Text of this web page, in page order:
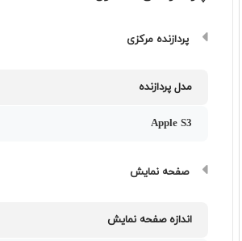
پردازنده مرکزی
مدل پردازنده
Apple S3
صفحه نمایش
اندازه صفحه نمایش